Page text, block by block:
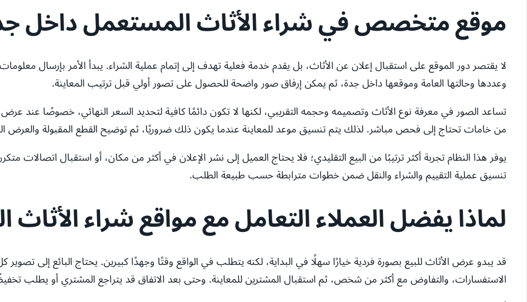
موقع متخصص في شراء الأثاث المستعمل داخل
لا يقتصر دور الموقع على استقبال إعلان عن الأثاث، بل يقدم خدمة فعلية تهدف إلى إتمام عملية الشراء. يبدأ الأمر بإرسال
وعددها وحالتها العامة وموقعها داخل جدة، ثم يمكن إرفاق صور واضحة للحصول على تصور أولي قبل ترتيب المعاينة.
تساعد الصور في معرفة نوع الأثاث وتصميمه وحجمه التقريبي، لكنها لا تكون دائمًا كافية لتحديد السعر النهائي، خصوصًا عند
من خامات تحتاج إلى فحص مباشر. لذلك يتم تنسيق موعد للمعاينة عندما يكون ذلك ضروريًا، ثم توضيح القطع المقبولة والعرض
يوفر هذا النظام تجربة أكثر ترتيبًا من البيع التقليدي؛ فلا يحتاج العميل إلى نشر الإعلان في أكثر من مكان، أو استقبال اتصالات
تنسيق عملية التقييم والشراء والنقل ضمن خطوات مترابطة حسب طبيعة الطلب.
لماذا يفضل العملاء التعامل مع مواقع شراء
قد يبدو عرض الأثاث للبيع بصورة فردية خيارًا سهلًا في البداية، لكنه يتطلب في الواقع وقتًا وجهدًا كبيرين. يحتاج البائع إلى
الاستفسارات، والتفاوض مع أكثر من شخص، ثم استقبال المشترين للمعاينة. وحتى بعد الاتفاق قد يتراجع المشتري أو يطلب